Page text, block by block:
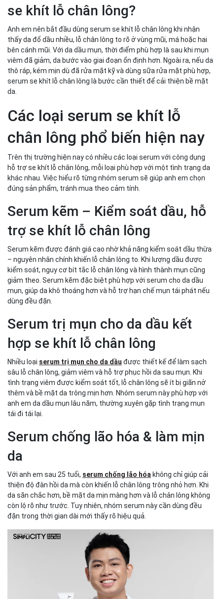
se khít lỗ chân lông?
Anh em nên bắt đầu dùng serum se khít lỗ chân lông khi nhận
thấy da đổ dầu nhiều, lỗ chân lông to rõ ở vùng mũi, má hoặc hai
bên cánh mũi. Với da dầu mụn, thời điểm phù hợp là sau khi mụn
viêm đã giảm, da bước vào giai đoạn ổn định hơn. Ngoài ra, nếu da
thô ráp, kém mịn dù đã rửa mặt kỹ và dùng sữa rửa mặt phù hợp,
serum se khít lỗ chân lông là bước cần thiết để cải thiện bề mặt
da.
Các loại serum se khít lỗ
chân lông phổ biến hiện nay
Trên thị trường hiện nay có nhiều các loại serum với công dụng
hỗ trợ se khít lỗ chân lông, mỗi loại phù hợp với một tình trạng da
khác nhau. Việc hiểu rõ từng nhóm serum sẽ giúp anh em chọn
đúng sản phẩm, tránh mua theo cảm tính.
Serum kẽm – Kiểm soát dầu, hỗ
trợ se khít lỗ chân lông
Serum kẽm được đánh giá cao nhờ khả năng kiểm soát dầu thừa
– nguyên nhân chính khiến lỗ chân lông to. Khi lượng dầu được
kiểm soát, nguy cơ bít tắc lỗ chân lông và hình thành mụn cũng
giảm theo. Serum kẽm đặc biệt phù hợp với serum cho da dầu
mụn, giúp da khô thoáng hơn và hỗ trợ hạn chế mụn tái phát nếu
dùng đều đặn.
Serum trị mụn cho da dầu kết
hợp se khít lỗ chân lông
Nhiều loại serum trị mụn cho da dầu được thiết kế để làm sạch
sâu lỗ chân lông, giảm viêm và hỗ trợ phục hồi da sau mụn. Khi
tình trạng viêm được kiểm soát tốt, lỗ chân lông sẽ ít bị giãn nở
thêm và bề mặt da trông mịn hơn. Nhóm serum này phù hợp với
anh em da dầu mụn lâu năm, thường xuyên gặp tình trạng mụn
tái đi tái lại.
Serum chống lão hóa & làm mịn
da
Với anh em sau 25 tuổi, serum chống lão hóa không chỉ giúp cải
thiện độ đàn hồi da mà còn khiến lỗ chân lông trông nhỏ hơn. Khi
da săn chắc hơn, bề mặt da mịn màng hơn và lỗ chân lông không
còn lộ rõ như trước. Tuy nhiên, nhóm serum này cần dùng đều
đặn trong thời gian dài mới thấy rõ hiệu quả.